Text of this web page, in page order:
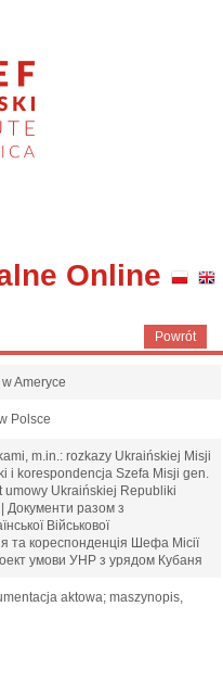
Online
Powrót
Ameryce
Polsce
m.in.: rozkazy Ukraińskiej Misji
i korespondencja Szefa Misji gen.
umowy Ukraińskiej Republiki
Документи разом з
Військової
та кореспонденція Шефа Місії
умови УНР з урядом Кубаня
aktowa; maszynopis,